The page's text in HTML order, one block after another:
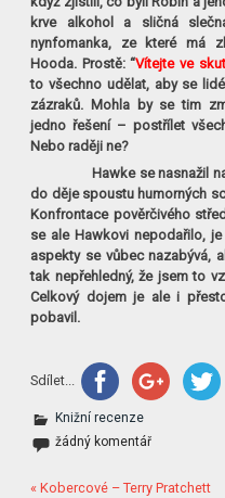
krve alkohol a sličná
nynfomanka, ze které má
Hooda. Prostě: “Vítejte ve
to všechno udělat, aby se
zázraků. Mohla by se tim
jedno řešení – postřílet
Nebo raději ne?
Hawke se nasnažil
do děje spoustu humorných
Konfrontace pověrčivého
se ale Hawkovi nepodařilo,
aspekty se vůbec nazabývá,
tak nepřehledný, že jsem to
Celkový dojem je ale i
pobavil.
Sdílet...
Knižní recenze
žádný komentář
« Kobercové – Terry Pratchett